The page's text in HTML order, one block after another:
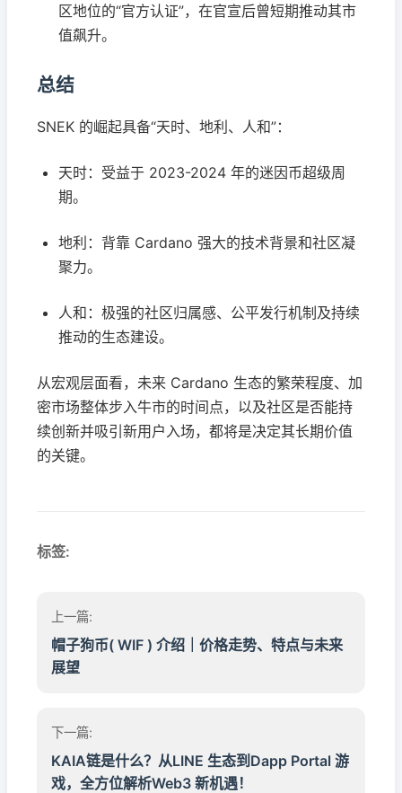
区地位的“官方认证”，在官宣后曾短期推动其市
值飙升。
总结
SNEK 的崛起具备“天时、地利、人和”：
天时：受益于 2023-2024 年的迷因币超级周
期。
地利：背靠 Cardano 强大的技术背景和社区凝
聚力。
人和：极强的社区归属感、公平发行机制及持续
推动的生态建设。
从宏观层面看，未来 Cardano 生态的繁荣程度、加
密市场整体步入牛市的时间点，以及社区是否能持
续创新并吸引新用户入场，都将是决定其长期价值
的关键。
标签:
上一篇:
帽子狗币( WIF ) 介绍｜价格走势、特点与未来
展望
下一篇:
KAIA链是什么？从LINE 生态到Dapp Portal 游
戏，全方位解析Web3 新机遇！